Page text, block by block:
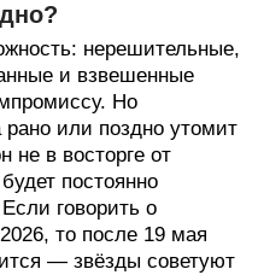
нерешительные,
и взвешенные
Но
или поздно утомит
в восторге от
постоянно
говорить о
то после 19 мая
— звёзды советуют